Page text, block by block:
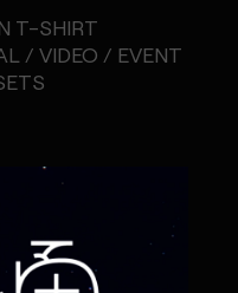
T-SHIRT
/ VIDEO / EVENT